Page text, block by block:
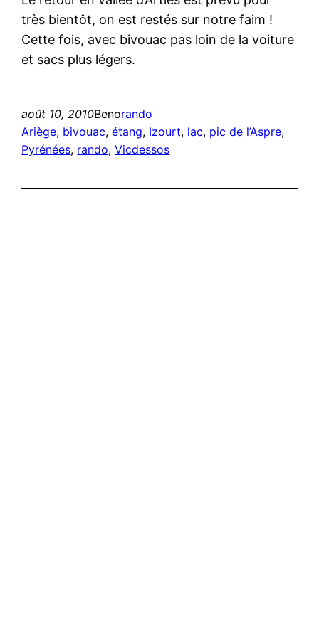
très bientôt, on est restés sur notre faim !
Cette fois, avec bivouac pas loin de la voiture
et sacs plus légers.
août 10, 2010Benorando
Ariège, bivouac, étang, Izourt, lac, pic de l’Aspre
Pyrénées, rando, Vicdessos